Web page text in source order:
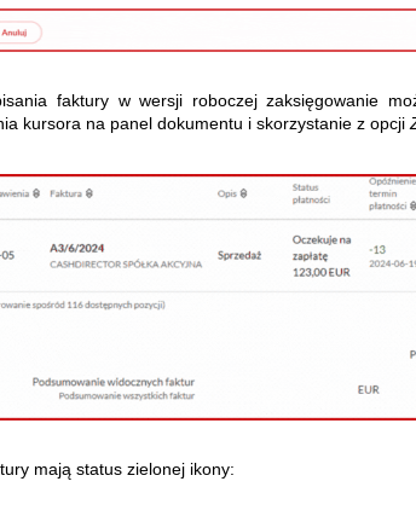
faktury w wersji roboczej zaksięgowanie
kursora na panel dokumentu i skorzystanie z opcji
mają status zielonej ikony: